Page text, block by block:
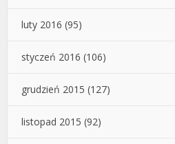
luty 2016 (95)
styczeń 2016 (106)
grudzień 2015 (127)
listopad 2015 (92)